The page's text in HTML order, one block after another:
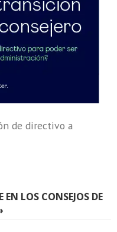
de directivo a
LOS CONSEJOS DE